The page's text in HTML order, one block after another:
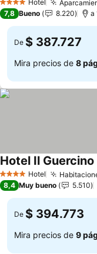
4 EstrellasHotel
7,8 Bueno 8.220 a
De $ 387.727
Mira precios de 8
4 EstrellasHotel
Hotel Il Guercino
8,4 Muy bueno 5.510
De $ 394.773
Mira precios de 9